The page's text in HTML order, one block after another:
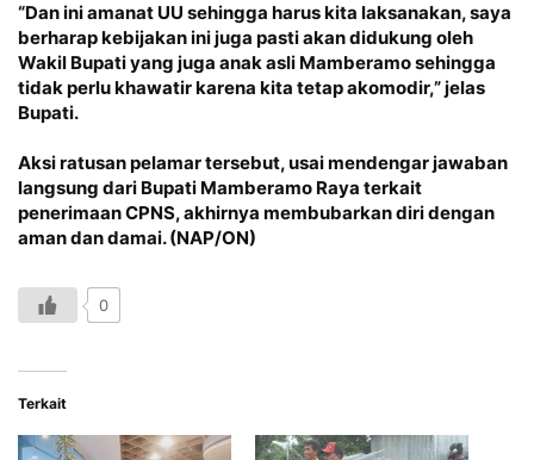
“Dan ini amanat UU sehingga harus kita laksanakan, saya
berharap kebijakan ini juga pasti akan didukung oleh
Wakil Bupati yang juga anak asli Mamberamo sehingga
tidak perlu khawatir karena kita tetap akomodir,” jelas
Bupati.
Aksi ratusan pelamar tersebut, usai mendengar jawaban
langsung dari Bupati Mamberamo Raya terkait
penerimaan CPNS, akhirnya membubarkan diri dengan
aman dan damai. (NAP/ON)
0
Terkait